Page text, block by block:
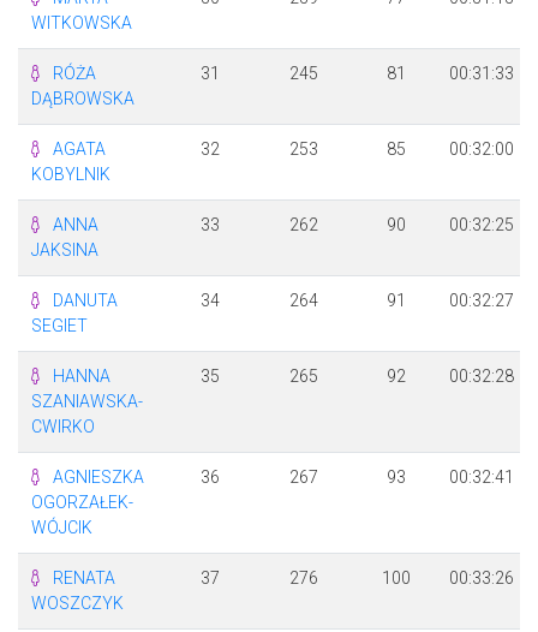
WITKOWSKA
RÓŻA
DĄBROWSKA
31 245 81 00:31:33
AGATA
KOBYLNIK
32 253 85 00:32:00
ANNA
JAKSINA
33 262 90 00:32:25
DANUTA
SEGIET
34 264 91 00:32:27
HANNA
SZANIAWSKA-
CWIRKO
35 265 92 00:32:28
AGNIESZKA
OGORZAŁEK-
WÓJCIK
36 267 93 00:32:41
RENATA
WOSZCZYK
37 276 100 00:33:26